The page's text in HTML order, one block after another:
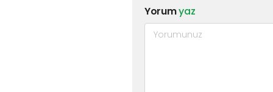
Yorumyaz